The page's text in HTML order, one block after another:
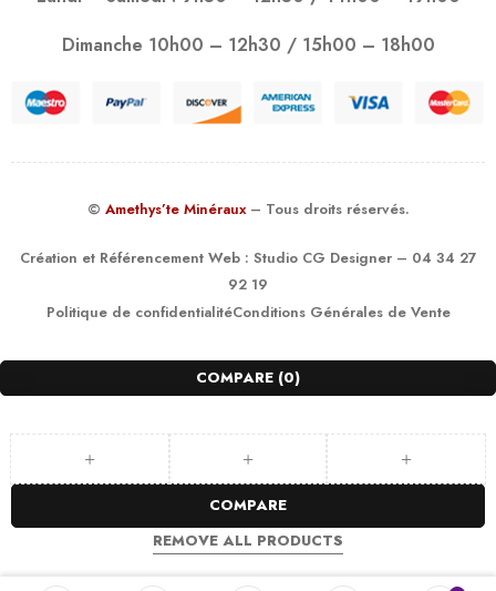
Dimanche 10h00 – 12h30 / 15h00 – 18h00
© Amethys’te Minéraux – Tous droits réservés.
Création et Référencement Web : Studio CG Designer– 04 34 27
92 19
Politique de confidentialitéConditions Générales de Vente
COMPARE (0)
COMPARE
REMOVE ALL PRODUCTS